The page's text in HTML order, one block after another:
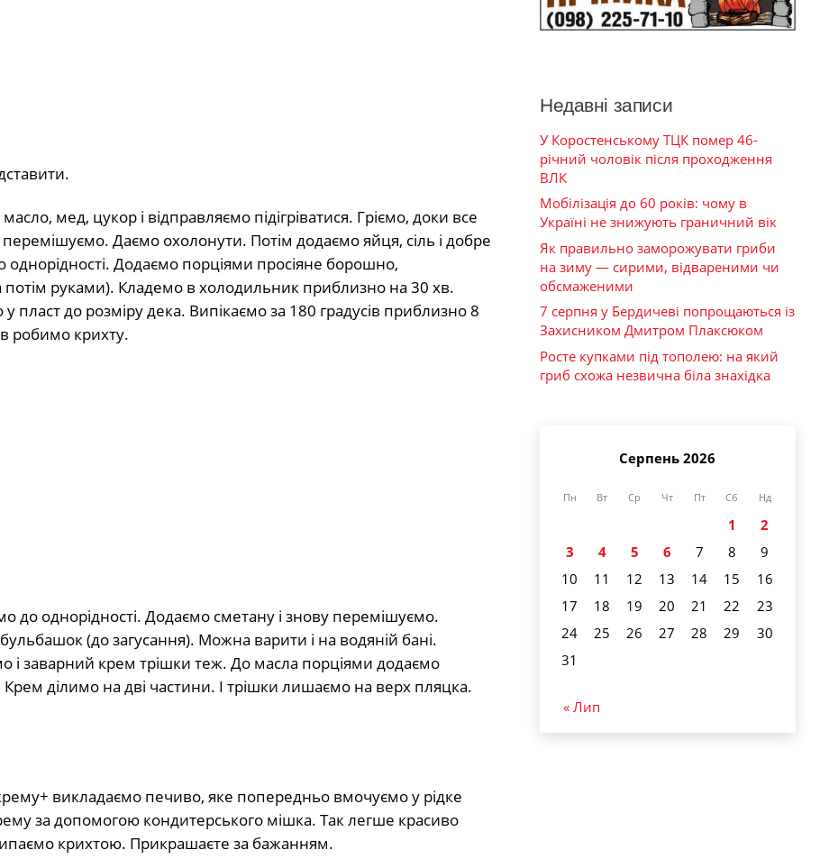
мед, цукор і відправляємо підігріватися. Гріємо, доки все
Даємо охолонути. Потім додаємо яйця, сіль і добре
Додаємо порціями просіяне борошно,
руками). Кладемо в холодильник приблизно на 30 хв.
пласт до розміру дека. Випікаємо за 180 градусів приблизно 8
робимо крихту.
до однорідності. Додаємо сметану і знову перемішуємо.
(до загусання). Можна варити і на водяній бані.
і заварний крем трішки теж. До масла порціями додаємо
ділимо на дві частини. І трішки лишаємо на верх пляцка.
викладаємо печиво, яке попередньо вмочуємо у рідке
за допомогою кондитерського мішка. Так легше красиво
крихтою. Прикрашаєте за бажанням.
Недавні записи
У Коростенському ТЦК помер 46-
річний чоловік після проходження
ВЛК
Мобілізація до 60 років: чому в
Україні не знижують граничний вік
Як правильно заморожувати гриби
на зиму — сирими, відвареними чи
обсмаженими
7 серпня у Бердичеві попрощаються із
Захисником Дмитром Плаксюком
Росте купками під тополею: на який
гриб схожа незвична біла знахідка
Серпень 2026
Пн Вт Ср Чт Пт Сб Нд
1
2
3
4 5 6 7 8
9
10
11 12 13 14 15
16
17
18 19 20 21 22
23
24
25 26 27 28 29
30
31
« Лип